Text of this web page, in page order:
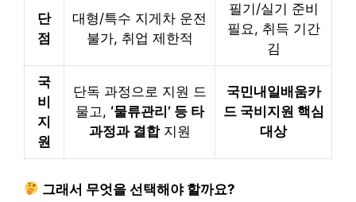
단
점
대형/특수 지게차 운전
불가, 취업 제한적
필기/실기 준비
필요, 취득 기간
김
국
비
지
원
단독 과정으로 지원 드
물고, ‘물류관리’ 등 타
과정과 결합지원
국민내일배움카
드 국비지원 핵심
대상
그래서 무엇을 선택해야 할까요?